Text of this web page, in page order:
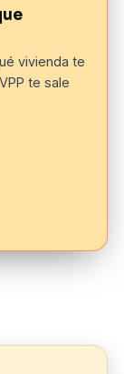
vivienda te
te sale